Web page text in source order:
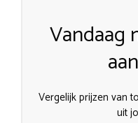
Vandaag
Vergelijk prijzen van
uit